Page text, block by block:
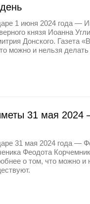
1 июня 2024 года —
князя Иоанна
Донского. Газета
можно и нельзя
31 мая 2024
31 мая 2024 года —
Феодота
о том, что можно и